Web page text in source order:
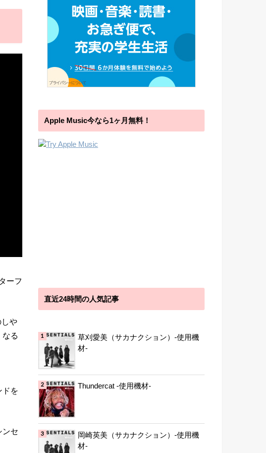
ーフ
や
る
ドを
ンセ
Apple Music今なら1ヶ月無料！
直近24時間の人気記事
草刈愛美（サカナクション）-使用機
材-
Thundercat -使用機材-
岡崎英美（サカナクション）-使用機
材-